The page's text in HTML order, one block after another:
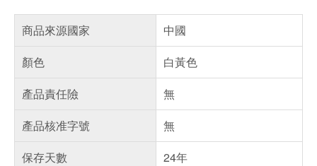
商品來源國家
中國
顏色
白黃色
產品責任險
無
產品核准字號
無
保存天數
24年